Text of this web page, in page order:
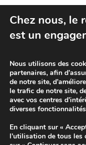
Chez nous, le
est un
Nous utilisons des
partenaires, afin
de notre site,
le trafic de notre site,
avec vos centres
diverses
En cliquant sur «
l'utilisation de tous les